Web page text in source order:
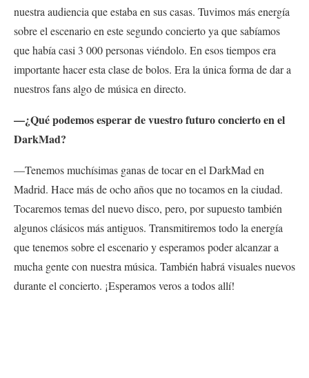
nuestra audiencia que estaba en sus casas. Tuvimos más energía
sobre el escenario en este segundo concierto ya que sabíamos
que había casi 3 000 personas viéndolo. En esos tiempos era
importante hacer esta clase de bolos. Era la única forma de dar a
nuestros fans algo de música en directo.
—¿Qué podemos esperar de vuestro futuro concierto en el
DarkMad?
—Tenemos muchísimas ganas de tocar en el DarkMad en
Madrid. Hace más de ocho años que no tocamos en la ciudad.
Tocaremos temas del nuevo disco, pero, por supuesto también
algunos clásicos más antiguos. Transmitiremos todo la energía
que tenemos sobre el escenario y esperamos poder alcanzar a
mucha gente con nuestra música. También habrá visuales nuevos
durante el concierto. ¡Esperamos veros a todos allí!